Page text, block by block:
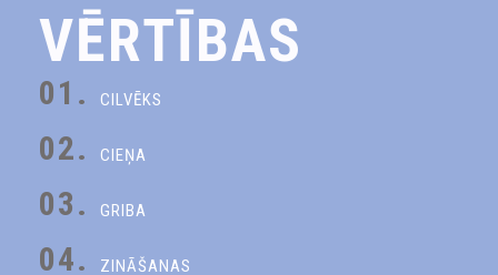
VĒRTĪBAS
01. CILVĒKS
02. CIEŅA
03. GRIBA
04. ZINĀŠANAS